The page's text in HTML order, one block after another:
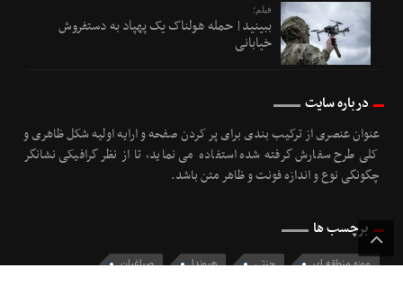
فیلم؛
ببینید| حمله هولناک یک پهپاد به دستفروش
خیابانی
درباره سایت
عنوان عنصری از ترکیب بندی برای پر کردن صفحه و ارایه اولیه شکل ظاهری و
کلی طرح سفارش گرفته شده استفاده می نماید، تا از نظر گرافیکی نشانگر
چگونگی نوع و اندازه فونت و ظاهر متن باشد.
برچسب ها
موزه منطقه ای جنتی هیوندا
صباغیان